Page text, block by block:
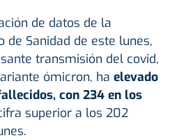
de datos de la
de Sanidad de este lunes,
transmisión del covid,
ómicron, ha elevado
con 234 en los
superior a los 202